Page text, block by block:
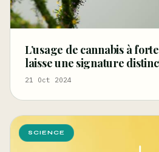
L’usage de cannabis à
laisse une signature
21 Oct 2024
SCIENCE